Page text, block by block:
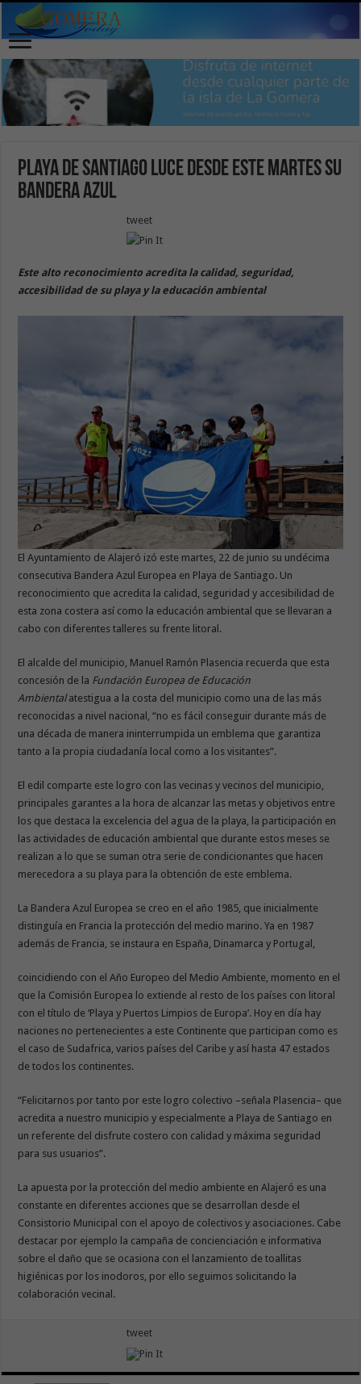
Playa de Santiago luce desde este martes su
Bandera Azul
tweet
Este alto reconocimiento acredita la calidad, seguridad,
accesibilidad de su playa y la educación ambiental
El Ayuntamiento de Alajeró izó este martes, 22 de junio su undécima
consecutiva Bandera Azul Europea en Playa de Santiago. Un
reconocimiento que acredita la calidad, seguridad y accesibilidad de
esta zona costera así como la educación ambiental que se llevaran a
cabo con diferentes talleres su frente litoral.
El alcalde del municipio, Manuel Ramón Plasencia recuerda que esta
concesión de la Fundación Europea de Educación
Ambientalatestigua a la costa del municipio como una de las más
reconocidas a nivel nacional, “no es fácil conseguir durante más de
una década de manera ininterrumpida un emblema que garantiza
tanto a la propia ciudadanía local como a los visitantes”.
El edil comparte este logro con las vecinas y vecinos del municipio,
principales garantes a la hora de alcanzar las metas y objetivos entre
los que destaca la excelencia del agua de la playa, la participación en
las actividades de educación ambiental que durante estos meses se
realizan a lo que se suman otra serie de condicionantes que hacen
merecedora a su playa para la obtención de este emblema.
La Bandera Azul Europea se creo en el año 1985, que inicialmente
distinguía en Francia la protección del medio marino. Ya en 1987
además de Francia, se instaura en España, Dinamarca y Portugal,
coincidiendo con el Año Europeo del Medio Ambiente, momento en el
que la Comisión Europea lo extiende al resto de los países con litoral
con el título de ‘Playa y Puertos Limpios de Europa’. Hoy en día hay
naciones no pertenecientes a este Continente que participan como es
el caso de Sudafrica, varios países del Caribe y así hasta 47 estados
de todos los continentes.
“Felicitarnos por tanto por este logro colectivo –señala Plasencia– que
acredita a nuestro municipio y especialmente a Playa de Santiago en
un referente del disfrute costero con calidad y máxima seguridad
para sus usuarios”.
La apuesta por la protección del medio ambiente en Alajeró es una
constante en diferentes acciones que se desarrollan desde el
Consistorio Municipal con el apoyo de colectivos y asociaciones. Cabe
destacar por ejemplo la campaña de concienciación e informativa
sobre el daño que se ocasiona con el lanzamiento de toallitas
higiénicas por los inodoros, por ello seguimos solicitando la
colaboración vecinal.
tweet